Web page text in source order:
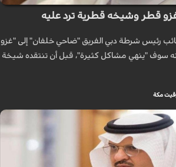
قطر وشيخه قطرية ترد عليه
نائب رئيس شرطة دبي الفريق "ضاحي خلفان" إلى "غزو
سوف "ينهي مشاكل كثيرة"، قبل أن تنتقده شيخة